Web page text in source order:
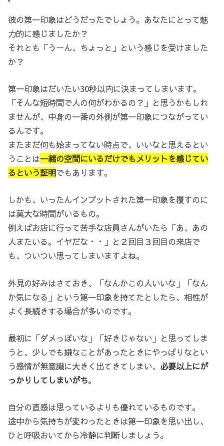
彼の第一印象はどうだったでしょう。あなたにとって魅
力的に感じましたか？
それとも「うーん、ちょっと」という感じを受けました
か？
第一印象はだいたい30秒以内に決まってしまいます。
「そんな短時間で人の何がわかるの？」と思うかもしれ
ませんが、中身の一番の外側が第一印象につながってい
るんです。
またまだ何も始まってない時点で、いいなと思えるとい
うことは一緒の空間にいるだけでもメリットを感じてい
るという証明でもあります。
しかも、いったんインプットされた第一印象を覆すのに
は莫大な時間がいるもの。
例えばお店に行って苦手な店員さんがいたら「あ、あの
人またいる。イヤだな・・」と２回目３回目の来店で
も、ついつい思ってしまいますよね。
外見の好みはさておき、「なんかこの人いいな」「なん
か気になる」という第一印象を持てたとしたら、相性が
よく長続きする場合が多いのです。
最初に「ダメっぽいな」「好きじゃない」と思ってしま
うと、少しでも嫌なことがあったときにやっぱりなとい
う感情が無意識に大きく出てきてしまい、 必要以上にが
っかりしてしまいがち。
自分の直感は思っているよりも優れているものです。
途中から気持ちが変わったときは第一印象を思い出し、
ひと呼吸おいてから冷静に判断しましょう。